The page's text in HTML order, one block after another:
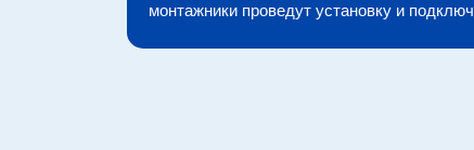
монтажники проведут установку и